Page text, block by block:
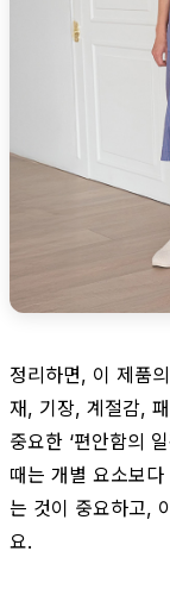
정리하면, 이 제품
재, 기장, 계절감,
중요한 ‘편안함의
때는 개별 요소보
는 것이 중요하고,
요.